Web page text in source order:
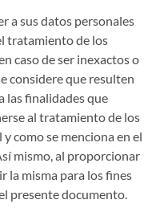
a sus datos personales
tratamiento de los
caso de ser inexactos o
considere que resulten
las finalidades que
al tratamiento de los
como se menciona en el
mismo, al proporcionar
la misma para los fines
presente documento.